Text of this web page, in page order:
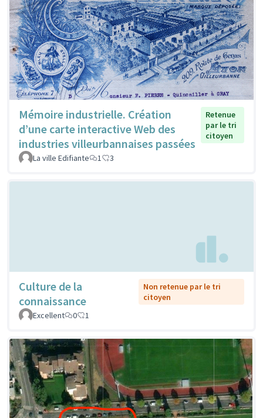
Mémoire industrielle. Création
d’une carte interactive Web des
industries villeurbannaises passées
Retenue
par le tri
citoyen
La ville Edifiante 1 3
Culture de la
connaissance
Non retenue par le tri
citoyen
Excellent
0 1